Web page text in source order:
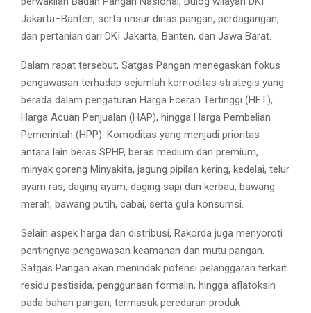
Jakarta–Banten, serta unsur dinas pangan, perdagangan,
dan pertanian dari DKI Jakarta, Banten, dan Jawa Barat.
Dalam rapat tersebut, Satgas Pangan menegaskan fokus
pengawasan terhadap sejumlah komoditas strategis yang
berada dalam pengaturan Harga Eceran Tertinggi (HET),
Harga Acuan Penjualan (HAP), hingga Harga Pembelian
Pemerintah (HPP). Komoditas yang menjadi prioritas
antara lain beras SPHP, beras medium dan premium,
minyak goreng Minyakita, jagung pipilan kering, kedelai, telur
ayam ras, daging ayam, daging sapi dan kerbau, bawang
merah, bawang putih, cabai, serta gula konsumsi.
Selain aspek harga dan distribusi, Rakorda juga menyoroti
pentingnya pengawasan keamanan dan mutu pangan.
Satgas Pangan akan menindak potensi pelanggaran terkait
residu pestisida, penggunaan formalin, hingga aflatoksin
pada bahan pangan, termasuk peredaran produk